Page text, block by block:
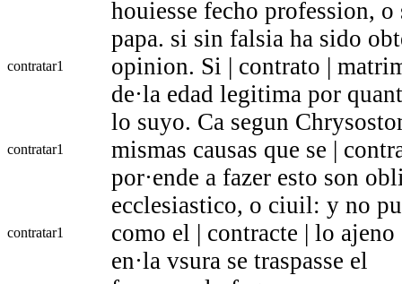
houiesse fecho profession, o
contratar1
papa. si sin falsia ha sido
opinion. Si | contrato |
de·la edad legitima por
contratar1
lo suyo. Ca segun
mismas causas que se |
por·ende a fazer esto son
contratar1
ecclesiastico, o ciuil: y no
como el | contracte | lo
en·la vsura se traspasse el